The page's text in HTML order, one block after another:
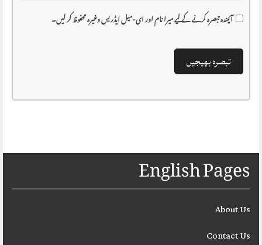
آئیندہ تبصرہ کرنے کے لیے میرا نام اور ای-میل ایڈریس وغیرہ محفوظ کر لیں۔
English Pages
About Us
Contact Us